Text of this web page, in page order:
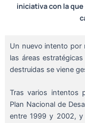
iniciativa con la
Un nuevo intento por
las áreas
destruidas se viene
Tras varios intentos
Plan Nacional de
entre 1999 y 2002, y